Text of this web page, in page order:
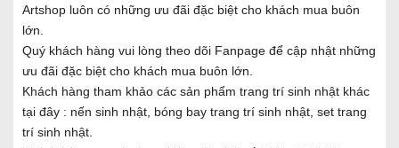
Artshop luôn có những ưu đãi đặc biệt cho khách mua buôn
lớn.
Quý khách hàng vui lòng theo dõi Fanpage để cập nhật những
ưu đãi đặc biệt cho khách mua buôn lớn.
Khách hàng tham khảo các sản phẩm trang trí sinh nhật khác
tại đây : nến sinh nhật, bóng bay trang trí sinh nhật, set trang
trí sinh nhật.